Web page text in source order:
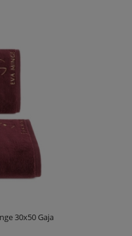
30x50 Gaja